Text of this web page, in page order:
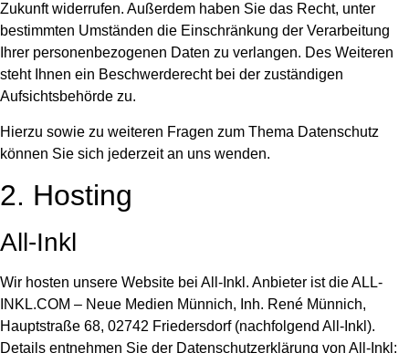
Zukunft widerrufen. Außerdem haben Sie das Recht, unter
bestimmten Umständen die Einschränkung der Verarbeitung
Ihrer personenbezogenen Daten zu verlangen. Des Weiteren
steht Ihnen ein Beschwerderecht bei der zuständigen
Aufsichtsbehörde zu.
Hierzu sowie zu weiteren Fragen zum Thema Datenschutz
können Sie sich jederzeit an uns wenden.
2. Hosting
All-Inkl
Wir hosten unsere Website bei All-Inkl. Anbieter ist die ALL-
INKL.COM – Neue Medien Münnich, Inh. René Münnich,
Hauptstraße 68, 02742 Friedersdorf (nachfolgend All-Inkl).
Details entnehmen Sie der Datenschutzerklärung von All-Inkl: